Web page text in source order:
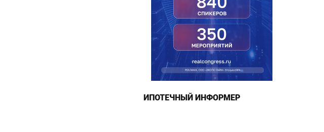
ИПОТЕЧНЫЙ ИНФОРМЕР